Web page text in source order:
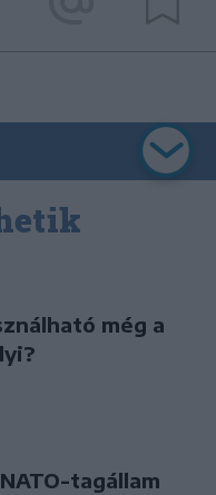
még a
tagállam